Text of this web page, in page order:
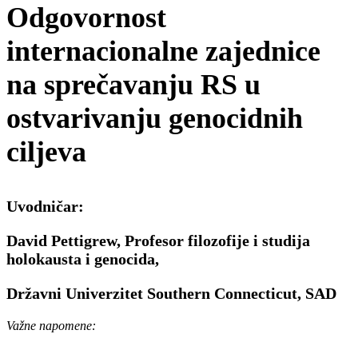
Odgovornost
internacionalne zajednice
na sprečavanju RS u
ostvarivanju genocidnih
ciljeva
Uvodničar:
David Pettigrew, Profesor filozofije i studija
holokausta i genocida,
Državni Univerzitet Southern Connecticut, SAD
Važne napomene: